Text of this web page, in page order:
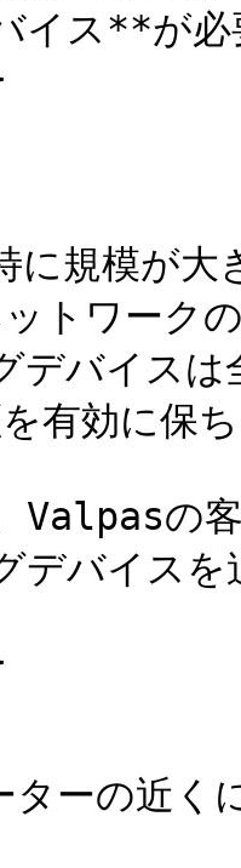
イス**が必
に規模が
トワーク
デバイス
有効に保
Valpasの
デバイス
ーの近く